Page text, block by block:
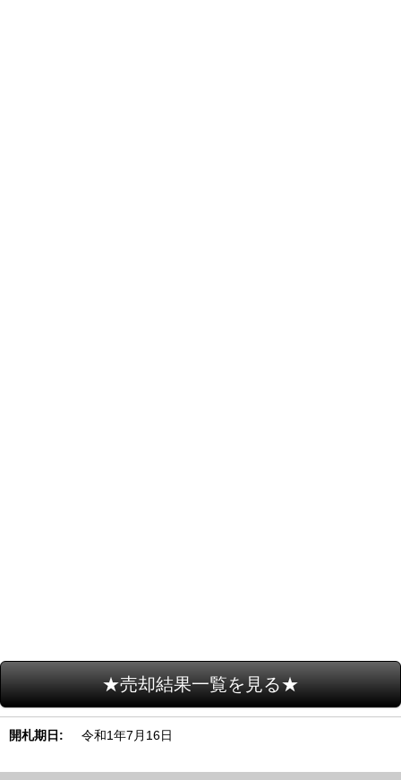
★売却結果一覧を見る★
開札期日 令和1年7月16日